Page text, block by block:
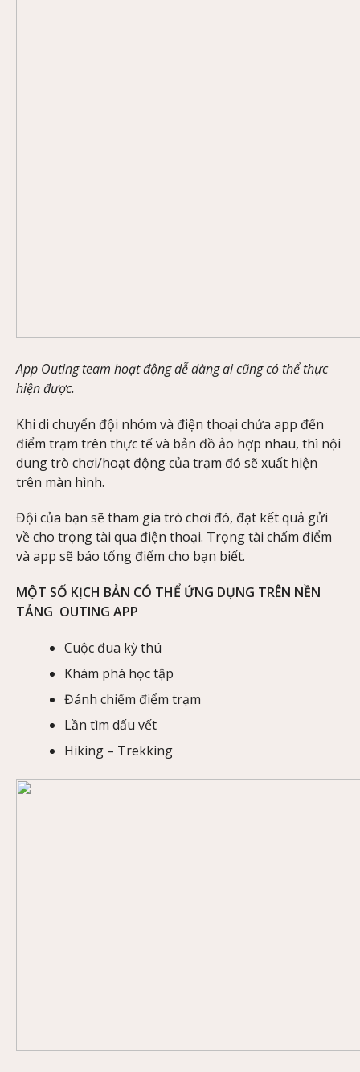
App Outing team hoạt động dễ dàng ai cũng có thể thực
hiện được.
Khi di chuyển đội nhóm và điện thoại chứa app đến
điểm trạm trên thực tế và bản đồ ảo hợp nhau, thì nội
dung trò chơi/hoạt động của trạm đó sẽ xuất hiện
trên màn hình.
Đội của bạn sẽ tham gia trò chơi đó, đạt kết quả gửi
về cho trọng tài qua điện thoại. Trọng tài chấm điểm
và app sẽ báo tổng điểm cho bạn biết.
MỘT SỐ KỊCH BẢN CÓ THỂ ỨNG DỤNG TRÊN NỀN
TẢNG OUTING APP
Cuộc đua kỳ thú
Khám phá học tập
Đánh chiếm điểm trạm
Lần tìm dấu vết
Hiking – Trekking